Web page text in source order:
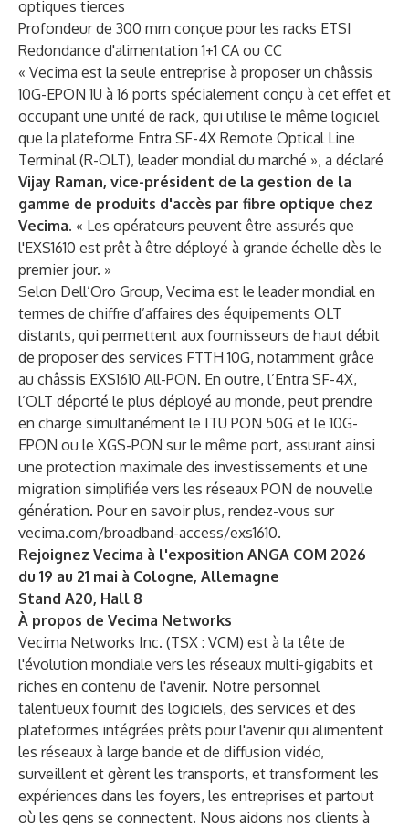
optiques tierces
Profondeur de 300 mm conçue pour les racks ETSI
Redondance d'alimentation 1+1 CA ou CC
« Vecima est la seule entreprise à proposer un châssis
10G-EPON 1U à 16 ports spécialement conçu à cet effet et
occupant une unité de rack, qui utilise le même logiciel
que la plateforme Entra SF-4X Remote Optical Line
Terminal (R-OLT), leader mondial du marché », a déclaré
Vijay Raman, vice-président de la gestion de la
gamme de produits d'accès par fibre optique chez
Vecima. « Les opérateurs peuvent être assurés que
l'EXS1610 est prêt à être déployé à grande échelle dès le
premier jour. »
Selon Dell’Oro Group, Vecima est le leader mondial en
termes de chiffre d’affaires des équipements OLT
distants, qui permettent aux fournisseurs de haut débit
de proposer des services FTTH 10G, notamment grâce
au châssis EXS1610 All-PON. En outre, l’Entra SF-4X,
l’OLT déporté le plus déployé au monde, peut prendre
en charge simultanément le ITU PON 50G et le 10G-
EPON ou le XGS-PON sur le même port, assurant ainsi
une protection maximale des investissements et une
migration simplifiée vers les réseaux PON de nouvelle
génération. Pour en savoir plus, rendez-vous sur
vecima.com/broadband-access/exs1610.
Rejoignez Vecima à l'exposition ANGA COM 2026
du 19 au 21 mai à Cologne, Allemagne
Stand A20, Hall 8
À propos de Vecima Networks
Vecima Networks Inc. (TSX : VCM) est à la tête de
l'évolution mondiale vers les réseaux multi-gigabits et
riches en contenu de l'avenir. Notre personnel
talentueux fournit des logiciels, des services et des
plateformes intégrées prêts pour l'avenir qui alimentent
les réseaux à large bande et de diffusion vidéo,
surveillent et gèrent les transports, et transforment les
expériences dans les foyers, les entreprises et partout
où les gens se connectent. Nous aidons nos clients à